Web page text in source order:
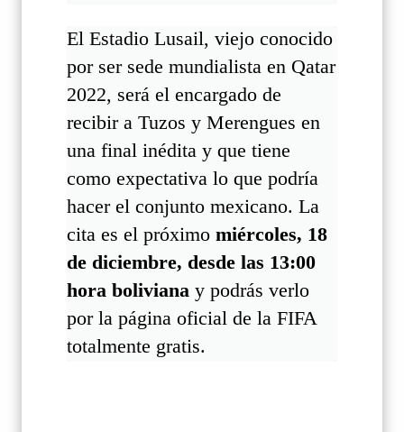
El Estadio Lusail, viejo conocido
por ser sede mundialista en Qatar
2022, será el encargado de
recibir a Tuzos y Merengues en
una final inédita y que tiene
como expectativa lo que podría
hacer el conjunto mexicano. La
cita es el próximo miércoles, 18
de diciembre, desde las 13:00
hora boliviana y podrás verlo
por la página oficial de la FIFA
totalmente gratis.